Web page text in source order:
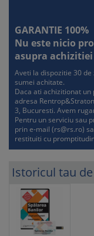
GARANTIE 100%
Nu este nicio
asupra
Aveti la dispozitie 30
sumei achitate.
Daca ati achizitionat
adresa
3, Bucuresti. Avem
Pentru un serviciu sau
prin e-mail (rs@rs.ro)
restituiti cu
Istoricul tau